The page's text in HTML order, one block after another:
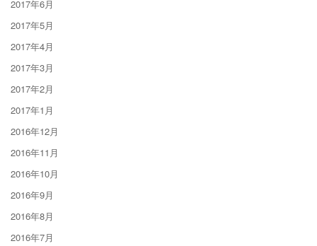
2017年6月
2017年5月
2017年4月
2017年3月
2017年2月
2017年1月
2016年12月
2016年11月
2016年10月
2016年9月
2016年8月
2016年7月